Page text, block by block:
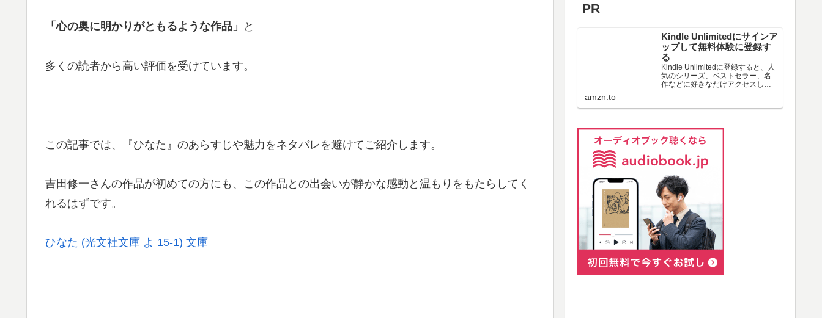
「心の奥に明かりがともるような作品」 と
多くの読者から高い評価を受けています。
この記事では、『ひなた』のあらすじや魅力をネタバレを避けてご紹介します。
吉田修一さんの作品が初めての方にも、この作品との出会いが静かな感動と温もりをもたらしてく
れるはずです。
ひなた (光文社文庫 よ 15-1) 文庫
PR
Kindle Unlimitedにサインア
ップして無料体験に登録す
る
Kindle Unlimitedに登録すると、人
気のシリーズ、ベストセラー、名
作などに好きなだけアクセスし
amzn.to